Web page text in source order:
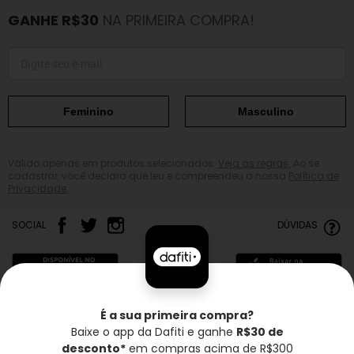
GANHE R$30 NA PRIMEIRA COMPRA!
Feminino Masculino
SOCIAL DÚVIDAS
Frete grátis* Troca grátis Entrega rápida
É a sua primeira compra?
Baixe o app da Dafiti e ganhe R$30 de
desconto*em compras acima de R$300